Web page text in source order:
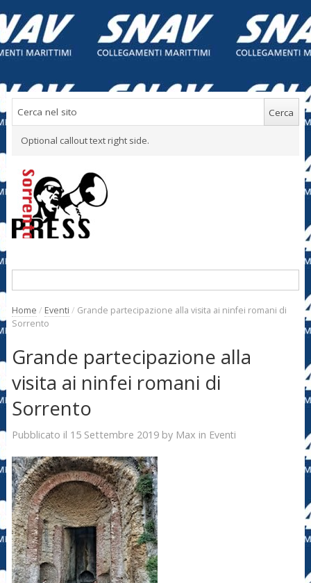
Optional callout text right side.
Home / Eventi / Grande partecipazione alla visita ai ninfei romani di
Sorrento
Grande partecipazione alla
visita ai ninfei romani di
Sorrento
Pubblicato il 15 Settembre 2019by Max in Eventi